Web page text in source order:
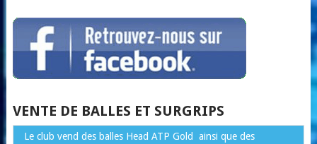
VENTE DE BALLES ET SURGRIPS
Le club vend des balles Head ATP Gold ainsi que des